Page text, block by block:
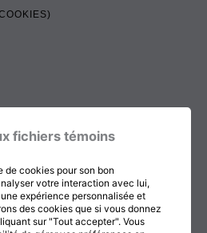
ET ÉCHOS
fichiers témoins
de cookies pour son bon
votre interaction avec lui,
expérience personnalisée et
des cookies que si vous donnez
sur "Tout accepter". Vous